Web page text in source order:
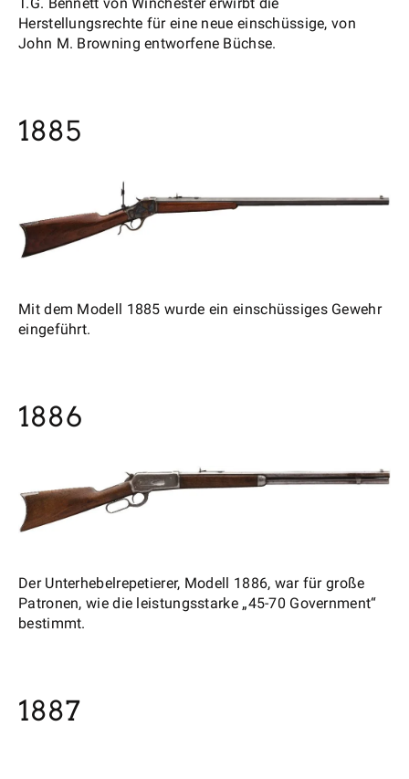
Herstellungsrechte für eine neue einschüssige, von
John M. Browning entworfene Büchse.
1885
Mit dem Modell 1885 wurde ein einschüssiges Gewehr
eingeführt.
1886
Der Unterhebelrepetierer, Modell 1886, war für große
Patronen, wie die leistungsstarke „45-70 Government“
bestimmt.
1887